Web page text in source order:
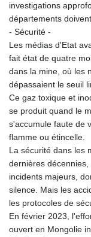
investigations
départements
- Sécurité -
Les médias d'Etat
fait état de quatre
dans la mine, où les
dépassaient le seuil
Ce gaz toxique et
se produit quand le
s'accumule faute de
flamme ou étincelle.
La sécurité dans les
dernières
incidents majeurs,
silence. Mais les
les protocoles de
En février 2023,
ouvert en Mongolie